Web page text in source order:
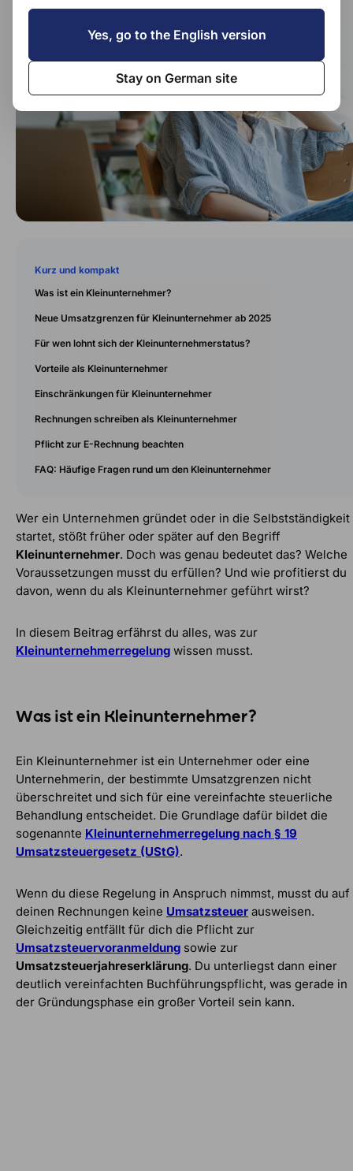
Kurz und kompakt
Was ist ein Kleinunternehmer?
Neue Umsatzgrenzen für Kleinunternehmer ab 2025
Für wen lohnt sich der Kleinunternehmerstatus?
Vorteile als Kleinunternehmer
Einschränkungen für Kleinunternehmer
Rechnungen schreiben als Kleinunternehmer
Pflicht zur E-Rechnung beachten
FAQ: Häufige Fragen rund um den Kleinunternehmer
Wer ein Unternehmen gründet oder in die Selbstständigkeit
startet, stößt früher oder später auf den Begriff
Kleinunternehmer. Doch was genau bedeutet das? Welche
Voraussetzungen musst du erfüllen? Und wie profitierst du
davon, wenn du als Kleinunternehmer geführt wirst?
In diesem Beitrag erfährst du alles, was zur
Kleinunternehmerregelung wissen musst.
Was ist ein Kleinunternehmer?
Ein Kleinunternehmer ist ein Unternehmer oder eine
Unternehmerin, der bestimmte Umsatzgrenzen nicht
überschreitet und sich für eine vereinfachte steuerliche
Behandlung entscheidet. Die Grundlage dafür bildet die
sogenannte Kleinunternehmerregelung nach § 19
Umsatzsteuergesetz (UStG).
Wenn du diese Regelung in Anspruch nimmst, musst du auf
deinen Rechnungen keine Umsatzsteuer ausweisen.
Gleichzeitig entfällt für dich die Pflicht zur
Umsatzsteuervoranmeldung sowie zur
Umsatzsteuerjahreserklärung. Du unterliegst dann einer
deutlich vereinfachten Buchführungspflicht, was gerade in
der Gründungsphase ein großer Vorteil sein kann.
Yes, go to the English version
Stay on German site